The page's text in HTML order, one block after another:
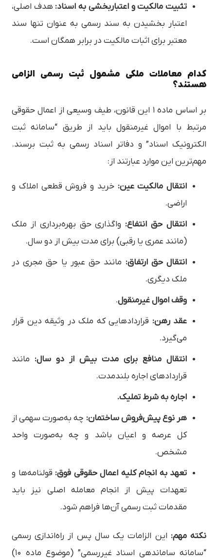
تثبیت مالکیت و اعتباربخشی به اسناد: هدف اصلی،
اعتبار بخشیدن به سند رسمی به عنوان تنها سند
معتبر برای اثبات مالکیت در برابر همگان است.
کدام معاملات ملکی مشمول ثبت رسمی الزامی
هستند؟
بر اساس ماده ۱ این قانون، طیف وسیعی از اعمال حقوقی
مرتبط با اموال غیرمنقول باید از طریق “سامانه ثبت
الکترونیک اسناد” و دفاتر اسناد رسمی به ثبت برسند.
مهم‌ترین این موارد عبارتند از:
انتقال مالکیت عین: خرید و فروش قطعی املاک و
اراضی.
انتقال حق انتفاع: واگذاری حق بهره‌برداری از ملک
(مانند عمری یا رقبی) برای مدت بیش از دو سال.
انتقال حق ارتفاق: مانند حق عبور یا حق مجری در
ملک دیگری.
وقف اموال غیرمنقول.
عقد رهن: قراردادهایی که ملک در وثیقه دین قرار
می‌گیرد.
انتقال منافع برای مدت بیش از دو سال: مانند
قراردادهای اجاره بلندمدت.
اجاره به شرط تملیک.
هر نوع پیش‌فروش ساختمان: چه به‌صورت سهمی از
کل عرصه و اعیان باشد و چه به‌صورت واحد
مشخص.
تعهد به انجام کلیه اعمال حقوقی فوق: قولنامه‌ها و
تعهدات پیش از انجام معامله اصلی نیز باید
مقدمات ثبت رسمی آن‌ها فراهم شود.
نکته مهم: این الزامات یک سال پس از راه‌اندازی رسمی
“سامانه ساماندهی اسناد غیررسمی” (موضوع ماده ۱۰)